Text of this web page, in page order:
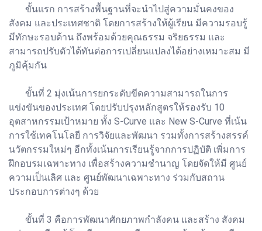
ขั้นแรก การสร้างพื้นฐานที่จะนำไปสู่ความมั่นคงของ
สังคม และประเทศชาติ โดยการสร้างให้ผู้เรียน มีความรอบรู้
มีทักษะรอบด้าน ถึงพร้อมด้วยคุณธรรม จริยธรรม และ
สามารถปรับตัวได้ทันต่อการเปลี่ยนแปลงได้อย่างเหมาะสม มี
ภูมิคุ้มกัน
ขั้นที่ 2 มุ่งเน้นการยกระดับขีดความสามารถในการ
แข่งขันของประเทศ โดยปรับปรุงหลักสูตรให้รองรับ 10
อุตสาหกรรมเป้าหมาย ทั้ง S-Curve และ New S-Curve ที่เน้น
การใช้เทคโนโลยี การวิจัยและพัฒนา รวมทั้งการสร้างสรรค์
นวัตกรรมใหม่ๆ อีกทั้งเน้นการเรียนรู้จากการปฏิบัติ เพิ่มการ
ฝึกอบรมเฉพาะทาง เพื่อสร้างความชำนาญ โดยจัดให้มี ศูนย์
ความเป็นเลิศ และ ศูนย์พัฒนาเฉพาะทาง ร่วมกับสถาน
ประกอบการต่างๆ ด้วย
ขั้นที่ 3 คือการพัฒนาศักยภาพกำลังคน และสร้าง สังคม